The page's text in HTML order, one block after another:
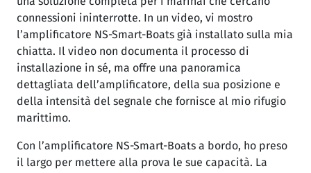
connessioni ininterrotte. In un video, vi mostro
l’amplificatore NS-Smart-Boats già installato sulla mia
chiatta. Il video non documenta il processo di
installazione in sé, ma offre una panoramica
dettagliata dell’amplificatore, della sua posizione e
della intensità del segnale che fornisce al mio rifugio
marittimo.
Con l’amplificatore NS-Smart-Boats a bordo, ho preso
il largo per mettere alla prova le sue capacità. La